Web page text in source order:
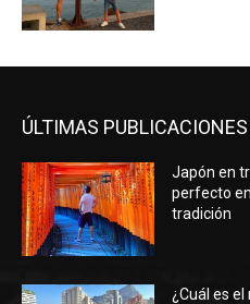
ÚLTIMAS PUBLICACIONES
Japón en
perfecto
tradición
¿Cuál es